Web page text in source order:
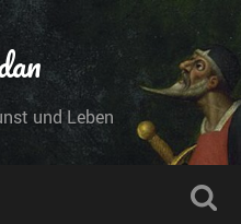
und Leben